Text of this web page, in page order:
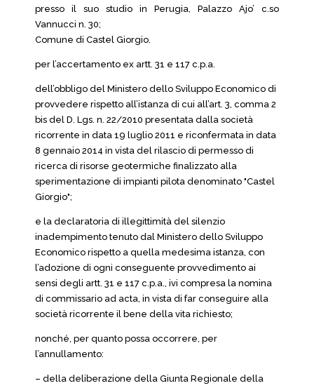
presso il suo studio in Perugia, Palazzo Ajo’ c.so
Vannucci n. 30;
Comune di Castel Giorgio.
per l’accertamento ex artt. 31 e 117 c.p.a.
dell’obbligo del Ministero dello Sviluppo Economico di
provvedere rispetto all’istanza di cui all’art. 3, comma 2
bis del D. Lgs. n. 22/2010 presentata dalla società
ricorrente in data 19 luglio 2011 e riconfermata in data
8 gennaio 2014 in vista del rilascio di permesso di
ricerca di risorse geotermiche finalizzato alla
sperimentazione di impianti pilota denominato "Castel
Giorgio";
e la declaratoria di illegittimità del silenzio
inadempimento tenuto dal Ministero dello Sviluppo
Economico rispetto a quella medesima istanza, con
l’adozione di ogni conseguente provvedimento ai
sensi degli artt. 31 e 117 c.p.a., ivi compresa la nomina
di commissario ad acta, in vista di far conseguire alla
società ricorrente il bene della vita richiesto;
nonché, per quanto possa occorrere, per
l’annullamento:
– della deliberazione della Giunta Regionale della